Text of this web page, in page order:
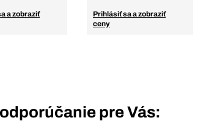
a zobraziť
Prihlásiť sa a zobraziť
ceny
pre Vás: